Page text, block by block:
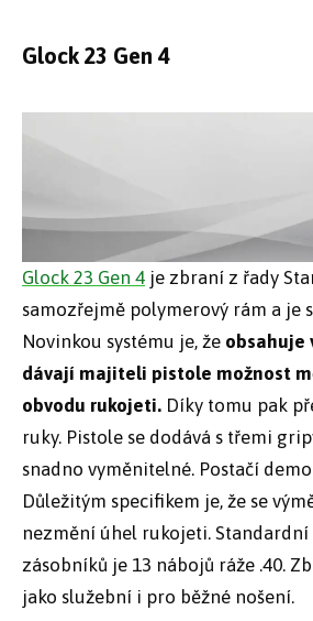
Glock 23 Gen 4
Glock 23 Gen 4 je zbraní z řady
samozřejmě polymerový rám a je
Novinkou systému je, že obsahuje
dávají majiteli pistole možnost
obvodu rukojeti. Díky tomu pak
ruky. Pistole se dodává s třemi
snadno vyměnitelné. Postačí
Důležitým specifikem je, že se
nezmění úhel rukojeti. Standardní
zásobníků je 13 nábojů ráže .40.
jako služební i pro běžné nošení.